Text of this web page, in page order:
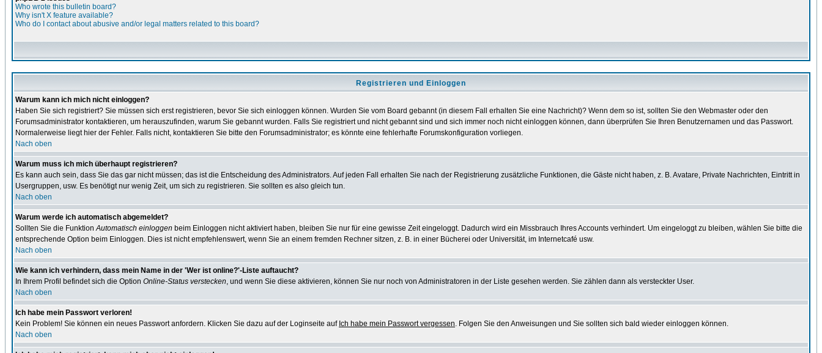
Who wrote this bulletin board?
Why isn't X feature available?
Who do I contact about abusive and/or legal matters related to this board?
Registrieren und Einloggen
Warum kann ich mich nicht einloggen?
Haben Sie sich registriert? Sie müssen sich erst registrieren, bevor Sie sich einloggen können. Wurden Sie vom Board gebannt (in diesem Fall erhalten Sie eine Nachricht)? Wenn dem so ist, sollten Sie den Webmaster oder den
Forumsadministrator kontaktieren, um herauszufinden, warum Sie gebannt wurden. Falls Sie registriert und nicht gebannt sind und sich immer noch nicht einloggen können, dann überprüfen Sie Ihren Benutzernamen und das Passwort.
Normalerweise liegt hier der Fehler. Falls nicht, kontaktieren Sie bitte den Forumsadministrator; es könnte eine fehlerhafte Forumskonfiguration vorliegen.
Nach oben
Warum muss ich mich überhaupt registrieren?
Es kann auch sein, dass Sie das gar nicht müssen; das ist die Entscheidung des Administrators. Auf jeden Fall erhalten Sie nach der Registrierung zusätzliche Funktionen, die Gäste nicht haben, z. B. Avatare, Private Nachrichten, Eintritt in
Usergruppen, usw. Es benötigt nur wenig Zeit, um sich zu registrieren. Sie sollten es also gleich tun.
Nach oben
Warum werde ich automatisch abgemeldet?
Sollten Sie die FunktionAutomatisch einloggen beim Einloggen nicht aktiviert haben, bleiben Sie nur für eine gewisse Zeit eingeloggt. Dadurch wird ein Missbrauch Ihres Accounts verhindert. Um eingeloggt zu bleiben, wählen Sie bitte die
entsprechende Option beim Einloggen. Dies ist nicht empfehlenswert, wenn Sie an einem fremden Rechner sitzen, z. B. in einer Bücherei oder Universität, im Internetcafé usw.
Nach oben
Wie kann ich verhindern, dass mein Name in der 'Wer ist online?'-Liste auftaucht?
In Ihrem Profil befindet sich die Option Online-Status verstecken, und wenn Sie diese aktivieren, können Sie nur noch von Administratoren in der Liste gesehen werden. Sie zählen dann als versteckter User.
Nach oben
Ich habe mein Passwort verloren!
Kein Problem! Sie können ein neues Passwort anfordern. Klicken Sie dazu auf der Loginseite auf Ich habe mein Passwort vergessen. Folgen Sie den Anweisungen und Sie sollten sich bald wieder einloggen können.
Nach oben